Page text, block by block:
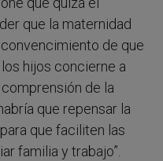
que la maternidad
de que
hijos concierne a
de la
que repensar la
que faciliten las
familia y trabajo”.